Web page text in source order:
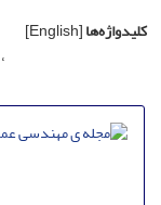
کلیدواژه‌ها[English]